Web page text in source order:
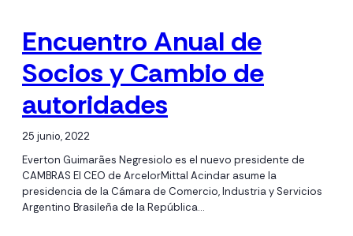
Encuentro Anual de
Socios y Cambio de
autoridades
25 junio, 2022
Everton Guimarães Negresiolo es el nuevo presidente de
CAMBRAS El CEO de ArcelorMittal Acindar asume la
presidencia de la Cámara de Comercio, Industria y Servicios
Argentino Brasileña de la República…